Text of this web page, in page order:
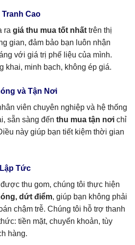
Tranh Cao
ra giá thu mua tốt nhất trên thị
gian, đảm bảo bạn luôn nhận
với giá trị phế liệu của mình.
khai, minh bạch, không ép giá.
và Tận Nơi
viên chuyên nghiệp và hệ thống
sẵn sàng đến thu mua tận nơi chỉ
này giúp bạn tiết kiệm thời gian
Tức
thu gom, chúng tôi thực hiện
dứt điểm, giúp bạn không phải
chậm trễ. Chúng tôi hỗ trợ thanh
tiền mặt, chuyển khoản, tùy
hàng.